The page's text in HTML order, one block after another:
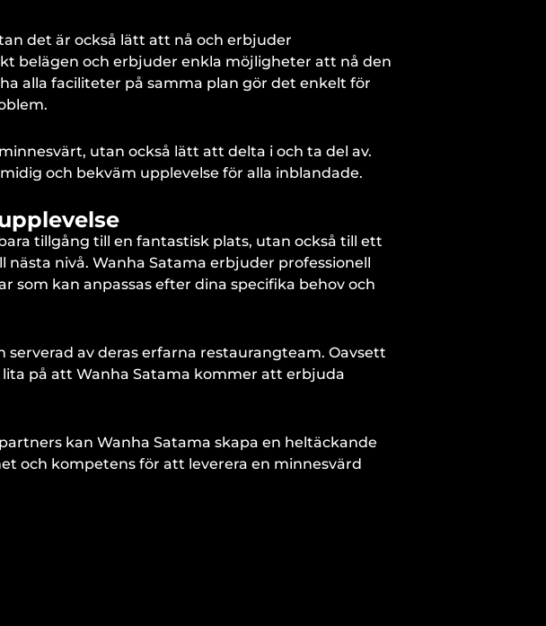
det är också lätt att nå och erbjuder
belägen och erbjuder enkla möjligheter att nå den
alla faciliteter på samma plan gör det enkelt för
utan också lätt att delta i och ta del av.
och bekväm upplevelse för alla inblandade.
tillgång till en fantastisk plats, utan också till ett
nivå. Wanha Satama erbjuder professionell
kan anpassas efter dina specifika behov och
av deras erfarna restaurangteam. Oavsett
på att Wanha Satama kommer att erbjuda
kan Wanha Satama skapa en heltäckande
och kompetens för att leverera en minnesvärd